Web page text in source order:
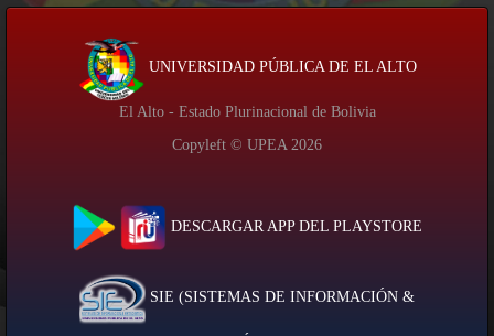
UNIVERSIDAD PÚBLICA DE EL ALTO
El Alto - Estado Plurinacional de Bolivia
Copyleft © UPEA 2026
DESCARGAR APP DEL PLAYSTORE
SIE (SISTEMAS DE INFORMACIÓN &